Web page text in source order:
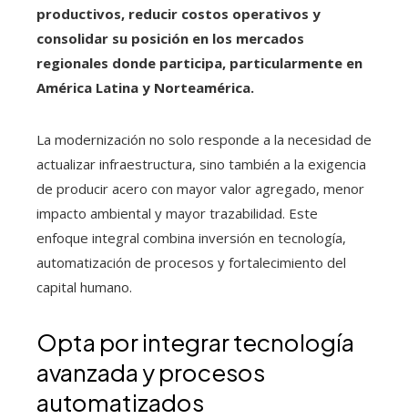
productivos, reducir costos operativos y
consolidar su posición en los mercados
regionales donde participa, particularmente en
América Latina y Norteamérica.
La modernización no solo responde a la necesidad de
actualizar infraestructura, sino también a la exigencia
de producir acero con mayor valor agregado, menor
impacto ambiental y mayor trazabilidad. Este
enfoque integral combina inversión en tecnología,
automatización de procesos y fortalecimiento del
capital humano.
Opta por integrar tecnología
avanzada y procesos
automatizados